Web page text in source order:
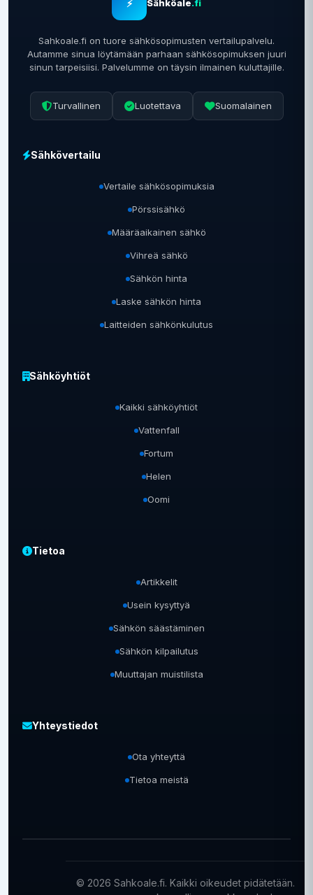
⚡ Sähköale.fi
Sahkoale.fi on tuore sähkösopimusten vertailupalvelu.
Autamme sinua löytämään parhaan sähkösopimuksen juuri
sinun tarpeisiisi. Palvelumme on täysin ilmainen kuluttajille.
Turvallinen Luotettava Suomalainen
Sähkövertailu
Vertaile sähkösopimuksia
Pörssisähkö
Määräaikainen sähkö
Vihreä sähkö
Sähkön hinta
Laske sähkön hinta
Laitteiden sähkönkulutus
Sähköyhtiöt
Kaikki sähköyhtiöt
Vattenfall
Fortum
Helen
Oomi
Tietoa
Artikkelit
Usein kysyttyä
Sähkön säästäminen
Sähkön kilpailutus
Muuttajan muistilista
Yhteystiedot
Ota yhteyttä
Tietoa meistä
© 2026 Sahkoale.fi. Kaikki oikeudet pidätetään.